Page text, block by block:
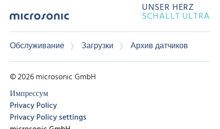
UNSER HERZ
SCHALLT ULTRA
Обслуживание Загрузки Архив датчиков
© 2026 microsonic GmbH
Импрессум
Privacy Policy
Privacy Policy settings